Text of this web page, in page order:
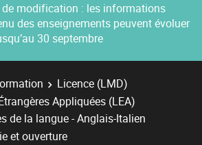
de modification : les informations
des enseignements peuvent évoluer
30 septembre
Licence (LMD)
Appliquées (LEA)
de la langue - Anglais-Italien
et ouverture